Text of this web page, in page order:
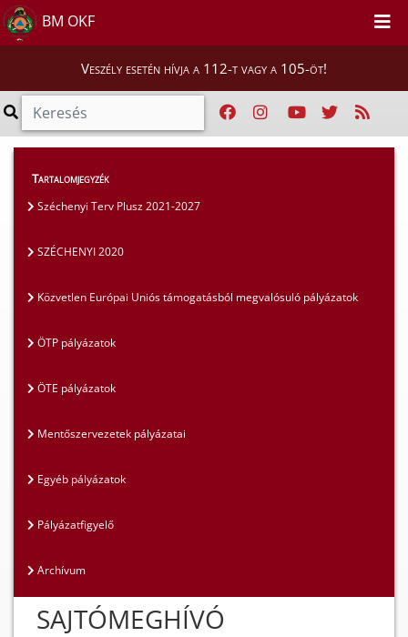
BM OKF
Veszély esetén hívja a 112-t vagy a 105-öt!
Szakmai tájékoztatók
SZÉCHENYI 2020
Tartalomjegyzék
Széchenyi Terv Plusz 2021-2027
SZÉCHENYI 2020
Közvetlen Európai Uniós támogatásból megvalósuló pályázatok
ÖTP pályázatok
ÖTE pályázatok
Mentőszervezetek pályázatai
Egyéb pályázatok
Pályázatfigyelő
Archívum
SAJTÓMEGHÍVÓ